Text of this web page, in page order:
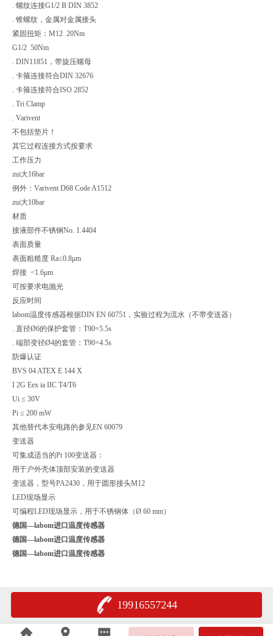
. 螺纹连接G1/2 B DIN 3852
. 锥螺纹，金属对金属接头
紧固扭矩：M12 20Nm
G1/2 50Nm
. DIN11851，带旋压螺母
. 卡箍连接符合DIN 32676
. 卡箍连接符合ISO 2852
. Tri Clamp
. Varivent
不包括垫片！
其它过程连接方式按要求
工作压力
zui大16bar
例外：Varivent D68 Code A1512
zui大10bar
材质
接液部件不锈钢No. 1.4404
表面质量
表面粗糙度 Ra≤0.8μm
焊接 <1.6μm
可按要求电抛光
反应时间
labom温度传感器根据DIN EN 60751，实验过程为流水（不带变送器）
. 直径Ø6的保护套管：T90=5.5s
. 端部变径Ø4的套管：T90=4.5s
防爆认证
BVS 04 ATEX E 144 X
I 2G Eex ia IIC T4/T6
Ui ≤ 30V
Pi ≤ 200 mW
其他替代本安电路的参见EN 60079
变送器
可集成适当的Pt 100变送器：
用于户外壳体顶部安装的变送器
变送器，型号PA2430，用于圆形接头M12
LED现场显示
可编程LED现场显示，用于不锈钢体（Ø 60 mm）
德国—labom进口温度传感器
德国—labom进口温度传感器
德国—labom进口温度传感器
19916557244